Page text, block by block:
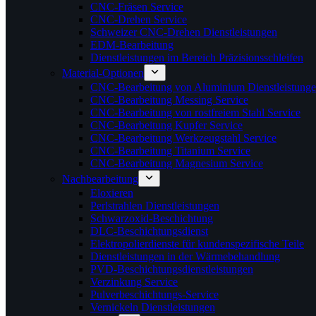
CNC-Fräsen Service
CNC-Drehen Service
Schweizer CNC-Drehen Dienstleistungen
EDM-Bearbeitung
Dienstleistungen im Bereich Präzisionsschleifen
Material-Optionen
CNC-Bearbeitung von Aluminium
CNC-Bearbeitung Messing Service
CNC-Bearbeitung von rostfreiem Stahl Service
CNC-Bearbeitung Kupfer Service
CNC-Bearbeitung Werkzeugstahl Service
CNC-Bearbeitung Titanium Service
CNC-Bearbeitung Magnesium Service
Nachbearbeitung
Eloxieren
Perlstrahlen Dienstleistungen
Schwarzoxid-Beschichtung
DLC-Beschichtungsdienst
Elektropolierdienste für kundenspezifische Teile
Dienstleistungen in der Wärmebehandlung
PVD-Beschichtungsdienstleistungen
Verzinkung Service
Pulverbeschichtungs-Service
Vernickeln Dienstleistungen